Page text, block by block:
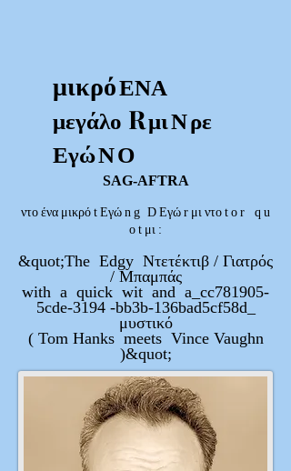
μικρόΕΝΑ
μεγάλο RμιΝρε
ΕγώΝΟ
SAG-AFTRA
ντο ένα μικρό t Εγώ n g D Εγώ r μι ντο t ο r q u
ο t μι :
&quot;The Edgy Ντετέκτιβ / Γιατρός
/ Μπαμπάς
with a quick wit and a_cc781905-
5cde-3194 -bb3b-136bad5cf58d_
μυστικό
( Tom Hanks meets Vince Vaughn
)&quot;